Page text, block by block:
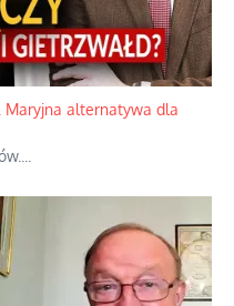
Maryjna alternatywa dla